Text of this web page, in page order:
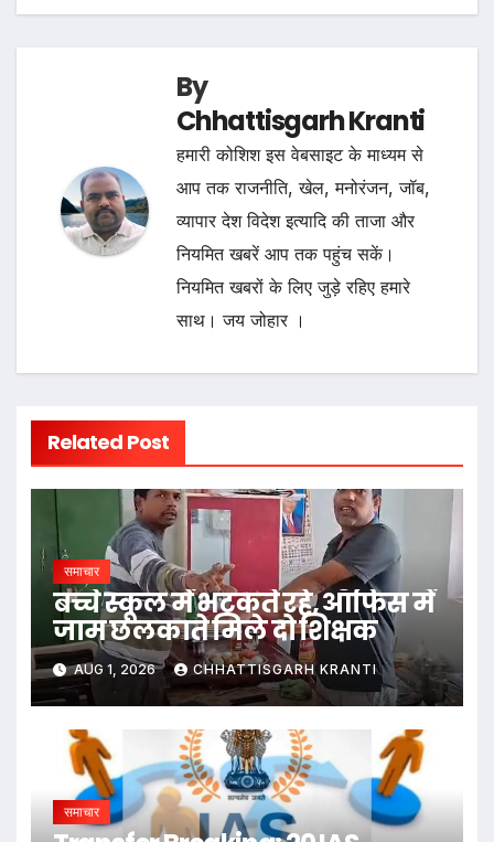
By
Chhattisgarh Kranti
हमारी कोशिश इस वेबसाइट के माध्यम से
आप तक राजनीति, खेल, मनोरंजन, जॉब,
व्यापार देश विदेश इत्यादि की ताजा और
नियमित खबरें आप तक पहुंच सकें।
नियमित खबरों के लिए जुड़े रहिए हमारे
साथ। जय जोहार ।
Related Post
समाचार
बच्चे स्कूल में भटकते रहे, ऑफिस में
जाम छलकाते मिले दो शिक्षक
AUG 1, 2026 CHHATTISGARH KRANTI
समाचार